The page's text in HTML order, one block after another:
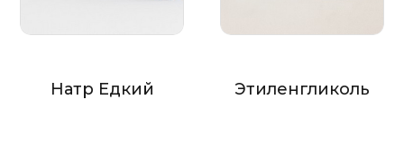
Натр Едкий Этиленгликоль